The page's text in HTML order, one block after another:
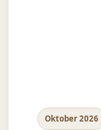
Oktober 2026